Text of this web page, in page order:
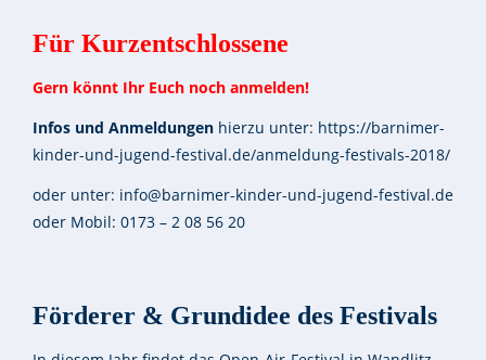
Für Kurzentschlossene
Gern könnt Ihr Euch noch anmelden!
Infos und Anmeldungen hierzu unter: https://barnimer-
kinder-und-jugend-festival.de/anmeldung-festivals-2018/
oder unter: info@barnimer-kinder-und-jugend-festival.de
oder Mobil: 0173 – 2 08 56 20
Förderer & Grundidee des Festivals